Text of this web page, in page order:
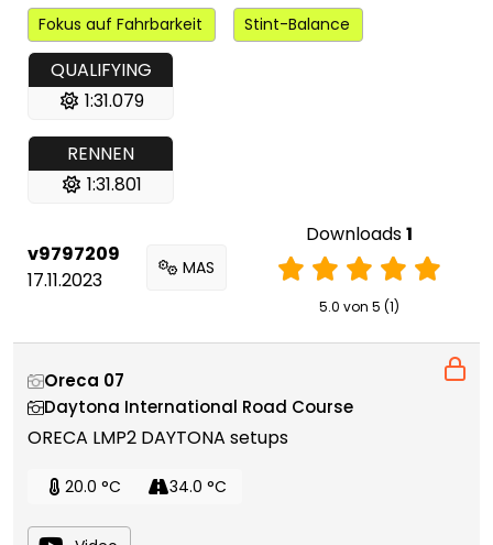
Fokus auf Fahrbarkeit Stint-Balance
QUALIFYING
1:31.079
RENNEN
1:31.801
v9797209
17.11.2023
MAS
Downloads1
5.0 von 5 (1)
Oreca 07
Daytona International Road Course
ORECA LMP2 DAYTONA setups
20.0 °C 34.0 °C